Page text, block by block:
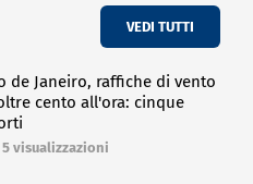
VEDI TUTTI
de Janeiro, raffiche di vento
cento all'ora: cinque
5 visualizzazioni